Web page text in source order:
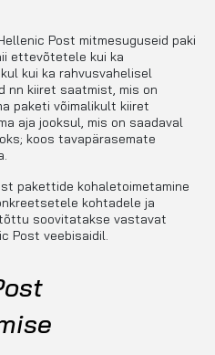
Post mitmesuguseid paki
ettevõtetele kui ka
kui ka rahvusvahelisel
nn kiiret saatmist, mis on
paketi võimalikult kiiret
aja jooksul, mis on saadaval
koos tavapärasemate
pakettide kohaletoimetamine
kohtadele ja
soovitatakse vastavat
Post veebisaidil.